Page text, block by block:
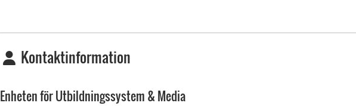
Kontaktinformation
Enheten för Utbildningssystem & Media